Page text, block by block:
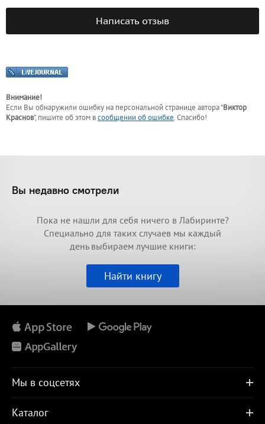
Написать отзыв
Внимание!
Если Вы обнаружили ошибку на персональной странице автора "Виктор
Краснов", пишите об этом всообщении об ошибке. Спасибо!
Вы недавно смотрели
Пока не нашли для себя ничего в Лабиринте?
Специально для таких случаев мы каждый
день выбираем лучшие книги:
Найти книгу
Мы в соцсетях
Каталог